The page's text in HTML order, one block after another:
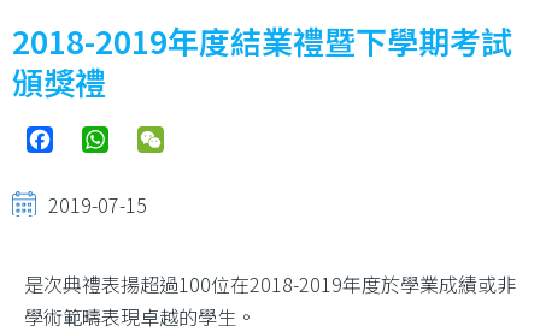
連
結
2018-2019年度結業禮暨下學期考試
頒獎禮
FacebookWhatsApp
2019-07-15
是次典禮表揚超過100位在2018-2019年度於學業成績或非
學術範疇表現卓越的學生。